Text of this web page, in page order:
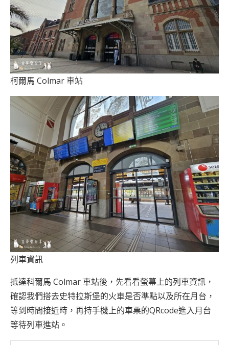
柯爾馬 Colmar 車站
列車資訊
抵達科爾馬 Colmar 車站後，先看看螢幕上的列車資訊，
確認我們搭去史特拉斯堡的火車是否準點以及所在月台，
等到時間接近時，再持手機上的車票的QRcode進入月台
等待列車進站。